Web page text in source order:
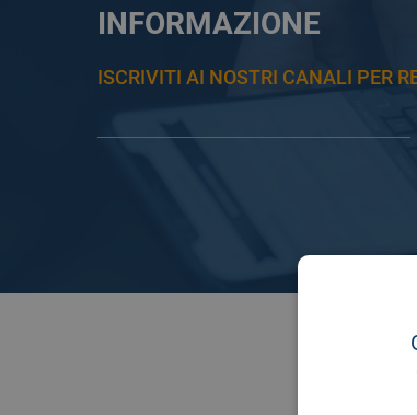
INFORMAZIONE
ISCRIVITI AI NOSTRI CANALI PER